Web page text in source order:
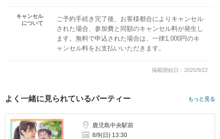
キャンセル
について
ご予約手続き完了後、お客様都合によりキャンセル
された場合、参加費と同額のキャンセル料が発生し
ます。無料で申込された場合は、一律1,000円のキ
ャンセル料をお支払いいただきます。
掲載開始日：2025/9/22
よく一緒に見られているパーティー もっと見る
鹿児島中央駅前
8/9(日) 13:30